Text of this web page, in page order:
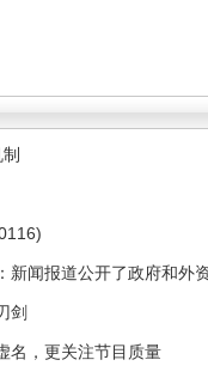
新闻报道公开了政府和外
剑
名，更关注节目质量